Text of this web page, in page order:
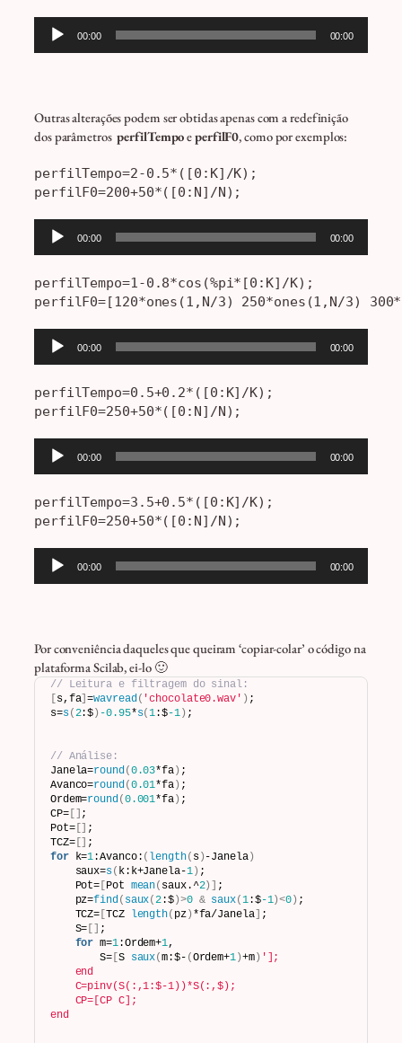
Tocador
00:00 00:00
Outras alterações podem ser obtidas apenas com a redefinição
dos parâmetrosperfilTempoeperfilF0, como por exemplos:
perfilTempo=2-0.5*([0:K]/K);
perfilF0=200+50*([0:N]/N);
Tocador
00:00 00:00
perfilTempo=1-0.8*cos(%pi*[0:K]/K);
perfilF0=[120*ones(1,N/3) 250*ones(1,N/3)
Tocador
00:00 00:00
perfilTempo=0.5+0.2*([0:K]/K);
perfilF0=250+50*([0:N]/N);
Tocador
00:00 00:00
perfilTempo=3.5+0.5*([0:K]/K);
perfilF0=250+50*([0:N]/N);
Tocador
00:00 00:00
Por conveniência daqueles que queiram ‘copiar-colar’ o código na
plataforma Scilab, ei-lo 🙂
// Leitura e filtragem do sinal:
s,fa]=wavread( 'chocolate0.wav' ) ;
s=s(2:$ ) -0.95*s(1:$-1) ;
// Análise:
Janela=round(0.03*fa) ;
Avanco=round(0.01*fa) ;
Ordem=round(0.001*fa) ;
CP=[]
;
Pot=[]
;
TCZ=[]
;
for k=1:Avanco: ( length( s) -Janela)
    saux=
s( k:k+Janela-1) ;
    Pot=
Pot mean( saux.^2)]
;
    pz=
find( saux(2:$)>0 & saux(1:$-1)<0 ) ;
    TCZ=
[TCZ length( pz) *fa/Janela]
;
    S=
;
for m=1:Ordem+1,
        S=
[ S saux(m:$- (Ordem+1)+m) '];
    end
    C=pinv(S(:,1:$-1))*S(:,$);
    CP=[CP C];
end